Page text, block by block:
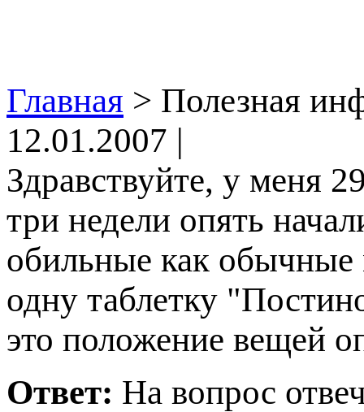
Главная > Полезная
12.01.2007 |
Здравствуйте, у меня
три недели опять
обильные как обычные
одну таблетку
это положение вещей
Ответ: На вопрос